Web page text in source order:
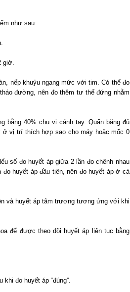
như sau:
giờ.
nếp khuỷu ngang mức với tim. Có thể đo
đường, nên đo thêm tư thế đứng nhằm
bằng 40% chu vi cánh tay. Quấn băng đủ
vị trí thích hợp sao cho máy hoặc mốc 0
số đo huyết áp giữa 2 lần đo chênh nhau
huyết áp đầu tiên, nên đo huyết áp ở cả
và huyết áp tâm trương tương ứng với khi
để được theo dõi huyết áp liên tục bằng
đo huyết áp “đúng”.